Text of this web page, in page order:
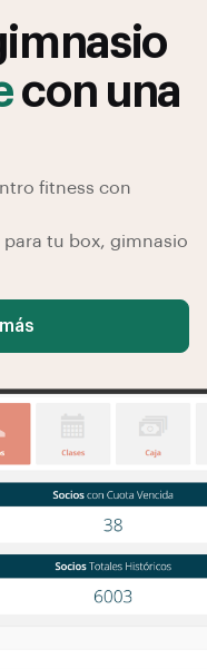
con una
fitness con
tu box, gimnasio